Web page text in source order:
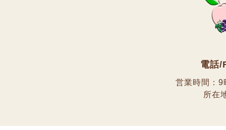
電話/
営業時間：9
所在